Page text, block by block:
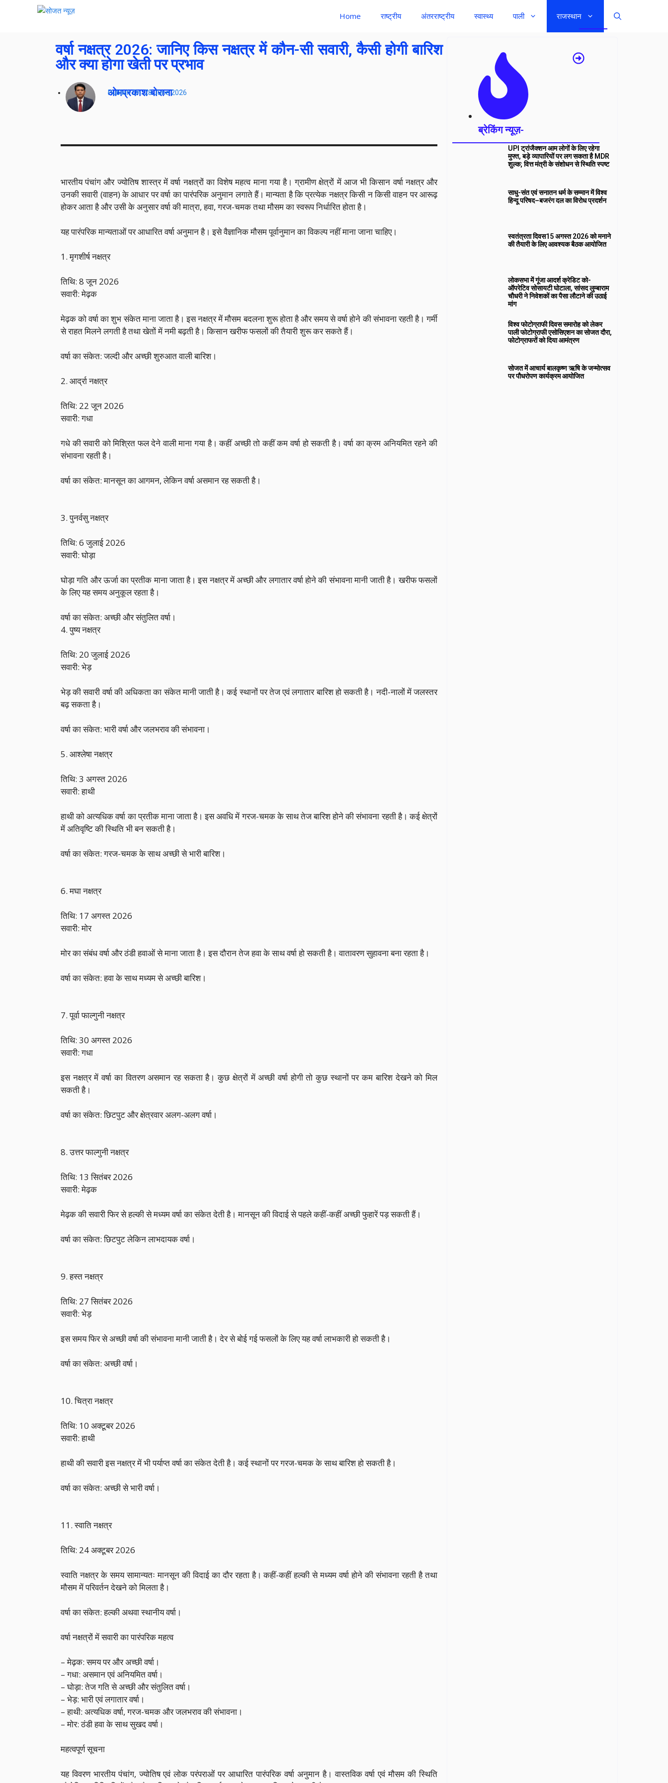
Home राष्ट्रीय अंतरराष्ट्रीय स्वास्थ्य पाली राजस्थान
वर्षा नक्षत्र 2026: जानिए किस नक्षत्र में कौन-सी सवारी, कैसी होगी बारिश
और क्या होगा खेती पर प्रभाव
ओमप्रकाश बोराना
Publish On:28 June 2026
भारतीय पंचांग और ज्योतिष शास्त्र में वर्षा नक्षत्रों का विशेष महत्व माना गया है। ग्रामीण क्षेत्रों में आज भी किसान वर्षा नक्षत्र और
उनकी सवारी (वाहन) के आधार पर वर्षा का पारंपरिक अनुमान लगाते हैं। मान्यता है कि प्रत्येक नक्षत्र किसी न किसी वाहन पर आरूढ़
होकर आता है और उसी के अनुसार वर्षा की मात्रा, हवा, गरज-चमक तथा मौसम का स्वरूप निर्धारित होता है।
यह पारंपरिक मान्यताओं पर आधारित वर्षा अनुमान है। इसे वैज्ञानिक मौसम पूर्वानुमान का विकल्प नहीं माना जाना चाहिए।
1. मृगशीर्ष नक्षत्र
तिथि: 8 जून 2026
सवारी: मेढ़क
मेढ़क को वर्षा का शुभ संकेत माना जाता है। इस नक्षत्र में मौसम बदलना शुरू होता है और समय से वर्षा होने की संभावना रहती है। गर्मी
से राहत मिलने लगती है तथा खेतों में नमी बढ़ती है। किसान खरीफ फसलों की तैयारी शुरू कर सकते हैं।
वर्षा का संकेत: जल्दी और अच्छी शुरुआत वाली बारिश।
2. आर्द्रा नक्षत्र
तिथि: 22 जून 2026
सवारी: गधा
गधे की सवारी को मिश्रित फल देने वाली माना गया है। कहीं अच्छी तो कहीं कम वर्षा हो सकती है। वर्षा का क्रम अनियमित रहने की
संभावना रहती है।
वर्षा का संकेत: मानसून का आगमन, लेकिन वर्षा असमान रह सकती है।
3. पुनर्वसु नक्षत्र
तिथि: 6 जुलाई 2026
सवारी: घोड़ा
घोड़ा गति और ऊर्जा का प्रतीक माना जाता है। इस नक्षत्र में अच्छी और लगातार वर्षा होने की संभावना मानी जाती है। खरीफ फसलों
के लिए यह समय अनुकूल रहता है।
वर्षा का संकेत: अच्छी और संतुलित वर्षा।
4. पुष्य नक्षत्र
तिथि: 20 जुलाई 2026
सवारी: भेड़
भेड़ की सवारी वर्षा की अधिकता का संकेत मानी जाती है। कई स्थानों पर तेज एवं लगातार बारिश हो सकती है। नदी-नालों में जलस्तर
बढ़ सकता है।
वर्षा का संकेत: भारी वर्षा और जलभराव की संभावना।
5. आश्लेषा नक्षत्र
तिथि: 3 अगस्त 2026
सवारी: हाथी
हाथी को अत्यधिक वर्षा का प्रतीक माना जाता है। इस अवधि में गरज-चमक के साथ तेज बारिश होने की संभावना रहती है। कई क्षेत्रों
में अतिवृष्टि की स्थिति भी बन सकती है।
वर्षा का संकेत: गरज-चमक के साथ अच्छी से भारी बारिश।
6. मघा नक्षत्र
तिथि: 17 अगस्त 2026
सवारी: मोर
मोर का संबंध वर्षा और ठंडी हवाओं से माना जाता है। इस दौरान तेज हवा के साथ वर्षा हो सकती है। वातावरण सुहावना बना रहता है।
वर्षा का संकेत: हवा के साथ मध्यम से अच्छी बारिश।
7. पूर्वा फाल्गुनी नक्षत्र
तिथि: 30 अगस्त 2026
सवारी: गधा
इस नक्षत्र में वर्षा का वितरण असमान रह सकता है। कुछ क्षेत्रों में अच्छी वर्षा होगी तो कुछ स्थानों पर कम बारिश देखने को मिल
सकती है।
वर्षा का संकेत: छिटपुट और क्षेत्रवार अलग-अलग वर्षा।
8. उत्तर फाल्गुनी नक्षत्र
तिथि: 13 सितंबर 2026
सवारी: मेढ़क
मेढ़क की सवारी फिर से हल्की से मध्यम वर्षा का संकेत देती है। मानसून की विदाई से पहले कहीं-कहीं अच्छी फुहारें पड़ सकती हैं।
वर्षा का संकेत: छिटपुट लेकिन लाभदायक वर्षा।
9. हस्त नक्षत्र
तिथि: 27 सितंबर 2026
सवारी: भेड़
इस समय फिर से अच्छी वर्षा की संभावना मानी जाती है। देर से बोई गई फसलों के लिए यह वर्षा लाभकारी हो सकती है।
वर्षा का संकेत: अच्छी वर्षा।
10. चित्रा नक्षत्र
तिथि: 10 अक्टूबर 2026
सवारी: हाथी
हाथी की सवारी इस नक्षत्र में भी पर्याप्त वर्षा का संकेत देती है। कई स्थानों पर गरज-चमक के साथ बारिश हो सकती है।
वर्षा का संकेत: अच्छी से भारी वर्षा।
11. स्वाति नक्षत्र
तिथि: 24 अक्टूबर 2026
स्वाति नक्षत्र के समय सामान्यतः मानसून की विदाई का दौर रहता है। कहीं-कहीं हल्की से मध्यम वर्षा होने की संभावना रहती है तथा
मौसम में परिवर्तन देखने को मिलता है।
वर्षा का संकेत: हल्की अथवा स्थानीय वर्षा।
वर्षा नक्षत्रों में सवारी का पारंपरिक महत्व
– मेढ़क: समय पर और अच्छी वर्षा।
– गधा: असमान एवं अनियमित वर्षा।
– घोड़ा: तेज गति से अच्छी और संतुलित वर्षा।
– भेड़: भारी एवं लगातार वर्षा।
– हाथी: अत्यधिक वर्षा, गरज-चमक और जलभराव की संभावना।
– मोर: ठंडी हवा के साथ सुखद वर्षा।
महत्वपूर्ण सूचना
यह विवरण भारतीय पंचांग, ज्योतिष एवं लोक परंपराओं पर आधारित पारंपरिक वर्षा अनुमान है। वास्तविक वर्षा एवं मौसम की स्थिति
ब्रेकिंग न्यूज़-
UPI ट्रांजैक्शन आम लोगों के लिए रहेगा
मुफ्त, बड़े व्यापारियों पर लग सकता है MDR
शुल्क; वित्त मंत्री के संशोधन से स्थिति स्पष्ट
साधु-संत एवं सनातन धर्म के सम्मान में विश्व
हिन्दू परिषद–बजरंग दल का विरोध प्रदर्शन
स्वतंत्रता दिवस15 अगस्त 2026 को मनाने
की तैयारी के लिए आवश्यक बैठक आयोजित
लोकसभा में गूंजा आदर्श क्रेडिट को-
ऑपरेटिव सोसायटी घोटाला, सांसद लुम्बाराम
चौधरी ने निवेशकों का पैसा लौटाने की उठाई
मांग
विश्व फोटोग्राफी दिवस समारोह को लेकर
पाली फोटोग्राफी एसोसिएशन का सोजत दौरा,
फोटोग्राफरों को दिया आमंत्रण
सोजत में आचार्य बालकृष्ण ऋषि के जन्मोत्सव
पर पौधरोपण कार्यक्रम आयोजित